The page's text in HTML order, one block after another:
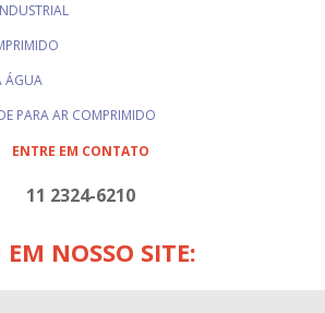
ÁGUA
PARA AR COMPRIMIDO
CASCO E TUBOS
UMIDADE
ENTRE EM CONTATO
11 2324-6210
NOSSO SITE: